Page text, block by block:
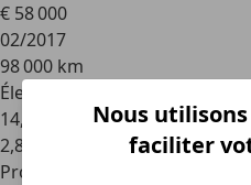
€ 58 000
02/2017
98 000 km
Électrique/Essence
14,5 l/100 km (mixte)
2,8
Professionnel
Nous
faciliter